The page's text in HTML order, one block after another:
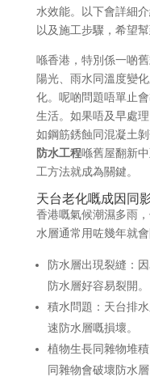
水效能。以下會詳細
以及施工步驟，希望
喺香港，特別係一啲
陽光、雨水同溫度變
化。呢啲問題唔單止
生活。如果唔及早處
如鋼筋銹蝕同混凝土
防水工程喺舊屋翻新
工方法就成為關鍵。
天台老化嘅成因同
香港嘅氣候潮濕多雨
水層通常用咗幾年就
防水層出現裂縫：
防水層好容易裂開。
積水問題：天台排
速防水層嘅損壞。
植物生長同雜物堆
同雜物會破壞防水層